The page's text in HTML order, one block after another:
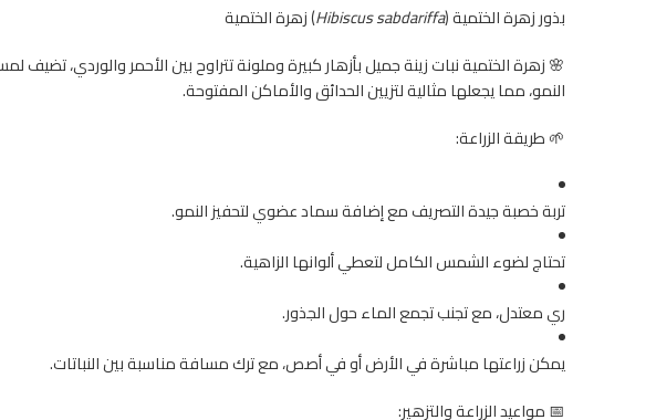
بذور زهرة الختمية (Hibiscus sabdariffa) زهرة الختمية
🌸 زهرة الختمية نبات زينة جميل بأزهار كبيرة وملونة تتراوح بين الأحمر والوردي،
النمو، مما يجعلها مثالية لتزيين الحدائق والأماكن المفتوحة.
🌱 طريقة الزراعة:
تربة خصبة جيدة التصريف مع إضافة سماد عضوي لتحفيز النمو.
تحتاج لضوء الشمس الكامل لتعطي ألوانها الزاهية.
ري معتدل، مع تجنب تجمع الماء حول الجذور.
يمكن زراعتها مباشرة في الأرض أو في أصص، مع ترك مسافة مناسبة بين النباتات.
📅 مواعيد الزراعة والتزهير: